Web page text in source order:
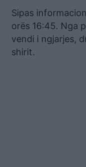
Sipas
orës 16:45. Nga
vendi i ngjarjes,
shirit.